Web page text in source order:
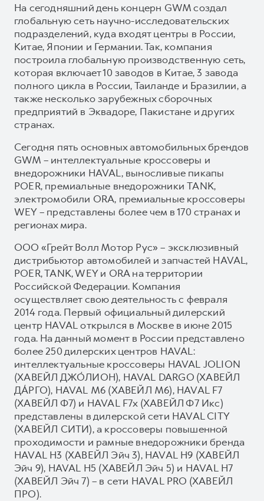
На сегодняшний день концерн GWM создал
глобальную сеть научно-исследовательских
подразделений, куда входят центры в России,
Китае, Японии и Германии. Так, компания
построила глобальную производственную сеть,
которая включает 10 заводов в Китае, 3 завода
полного цикла в России, Таиланде и Бразилии, а
также несколько зарубежных сборочных
предприятий в Эквадоре, Пакистане и других
странах.
Сегодня пять основных автомобильных брендов
GWM – интеллектуальные кроссоверы и
внедорожники HAVAL, выносливые пикапы
POER, премиальные внедорожники TANK,
электромобили ORA, премиальные кроссоверы
WEY – представлены более чем в 170 странах и
регионах мира.
ООО «Грейт Волл Мотор Рус» – эксклюзивный
дистрибьютор автомобилей и запчастей HAVAL,
POER, TANK, WEY и ORA на территории
Российской Федерации. Компания
осуществляет свою деятельность с февраля
2014 года. Первый официальный дилерский
центр HAVAL открылся в Москве в июне 2015
года. На данный момент в России представлено
более 250 дилерских центров HAVAL:
интеллектуальные кроссоверы HAVAL JOLION
(ХАВЕЙЛ ДЖО́ЛИОН), HAVAL DARGO (ХАВЕЙЛ
ДА́РГО), HAVAL М6 (ХАВЕЙЛ M6), HAVAL F7
(ХАВЕЙЛ Ф7) и HAVAL F7x (ХАВЕЙЛ Ф7 Икс)
представлены в дилерской сети HAVAL CITY
(ХАВЕЙЛ СИТИ), а кроссоверы повышенной
проходимости и рамные внедорожники бренда
HAVAL H3 (ХАВЕЙЛ Эйч 3), HAVAL H9 (ХАВЕЙЛ
Эйч 9), HAVAL H5 (ХАВЕЙЛ Эйч 5) и HAVAL H7
(ХАВЕЙЛ Эйч 7) – в сети HAVAL PRO (ХАВЕЙЛ
ПРО).